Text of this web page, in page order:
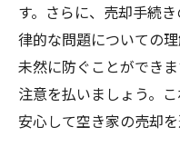
す。さらに、売却手続
律的な問題についての
未然に防ぐことができ
注意を払いましょう。
安心して空き家の売却